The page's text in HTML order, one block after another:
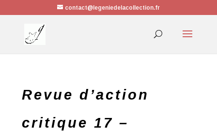
contact@legeniedelacollection.fr
Revue d’action
critique 17 –